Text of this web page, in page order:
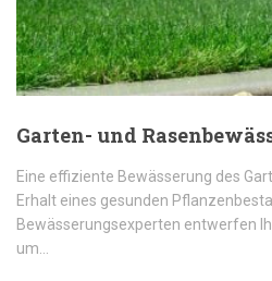
Garten- und
Eine effiziente Bewässerung des
Erhalt eines gesunden
Bewässerungsexperten entwerfen
um…